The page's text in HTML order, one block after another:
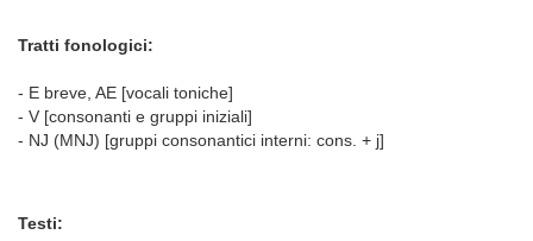
Tratti fonologici:
- E breve, AE [vocali toniche]
- V [consonanti e gruppi iniziali]
- NJ (MNJ) [gruppi consonantici interni: cons. + j]
Testi: